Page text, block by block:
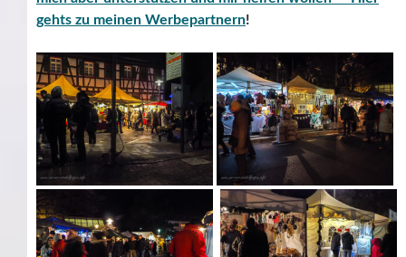
gehts zu meinen Werbepartnern!